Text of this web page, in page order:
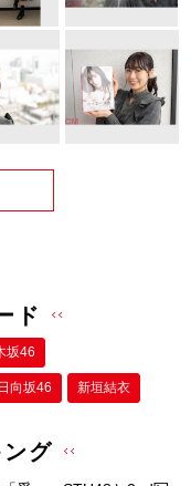
ド
坂46
日向坂46 新垣結衣
グ